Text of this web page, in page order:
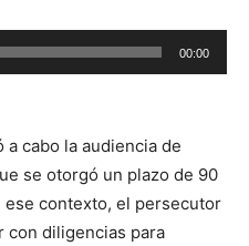
00:00
cabo la audiencia de
se otorgó un plazo de 90
ese contexto, el persecutor
con diligencias para